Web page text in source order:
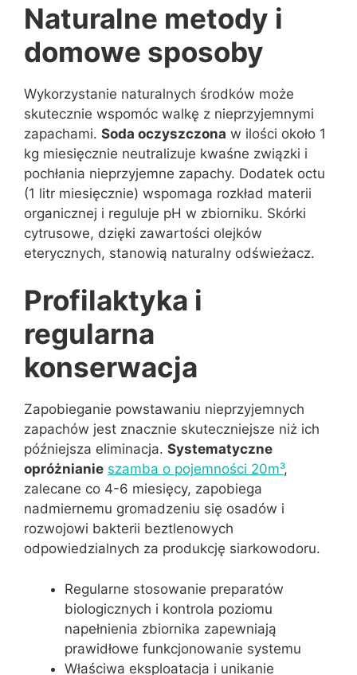
Naturalne metody i
domowe sposoby
Wykorzystanie naturalnych środków może
skutecznie wspomóc walkę z nieprzyjemnymi
zapachami. Soda oczyszczona w ilości około 1
kg miesięcznie neutralizuje kwaśne związki i
pochłania nieprzyjemne zapachy. Dodatek octu
(1 litr miesięcznie) wspomaga rozkład materii
organicznej i reguluje pH w zbiorniku. Skórki
cytrusowe, dzięki zawartości olejków
eterycznych, stanowią naturalny odświeżacz.
Profilaktyka i
regularna
konserwacja
Zapobieganie powstawaniu nieprzyjemnych
zapachów jest znacznie skuteczniejsze niż ich
późniejsza eliminacja. Systematyczne
opróżnianie szamba o pojemności 20m³,
zalecane co 4-6 miesięcy, zapobiega
nadmiernemu gromadzeniu się osadów i
rozwojowi bakterii beztlenowych
odpowiedzialnych za produkcję siarkowodoru.
Regularne stosowanie preparatów
biologicznych i kontrola poziomu
napełnienia zbiornika zapewniają
prawidłowe funkcjonowanie systemu
Właściwa eksploatacja i unikanie